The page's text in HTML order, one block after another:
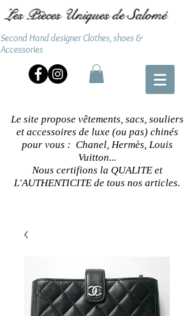
Les Pièces Uniques de Salomé
Second Hand designer Clothes, shoes &
Accessories
Le site propose vêtements, sacs, souliers
et accessoires de luxe (ou pas) chinés
pour vous : Chanel, Hermès, Louis
Vuitton...
Nous certifions la QUALITE et
L'AUTHENTICITE de tous nos articles.